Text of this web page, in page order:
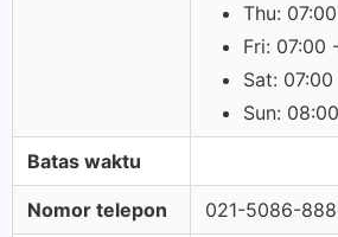
Thu:
Fri: 07:00
Sat:
Sun:
Batas waktu
Nomor telepon 021-5086-